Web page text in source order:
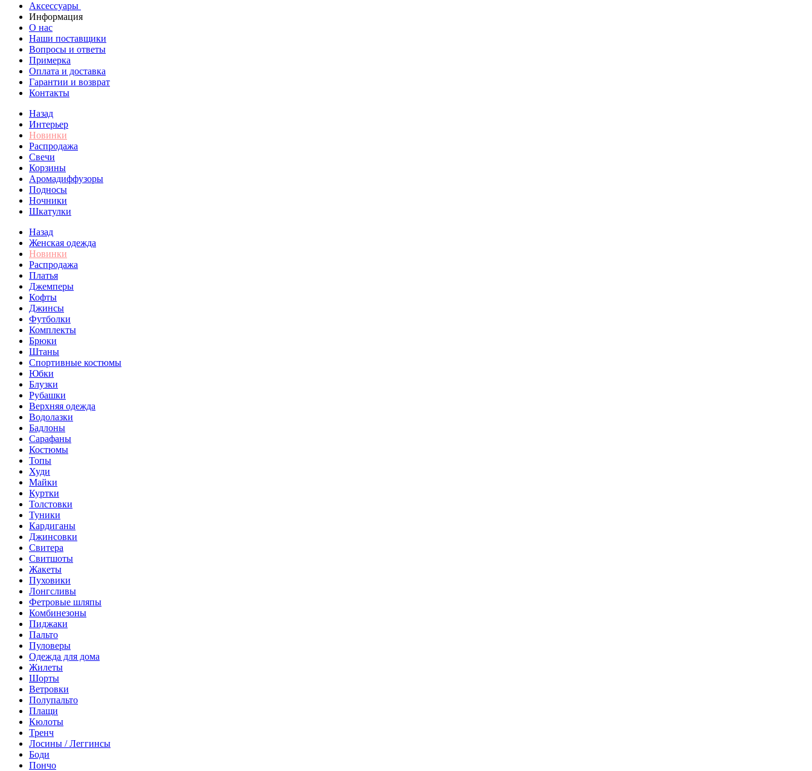
Аксессуары
Информация
О нас
Наши поставщики
Вопросы и ответы
Примерка
Оплата и доставка
Гарантии и возврат
Контакты
Назад
Интерьер
Новинки
Распродажа
Свечи
Корзины
Аромадиффузоры
Подносы
Ночники
Шкатулки
Назад
Женская одежда
Новинки
Распродажа
Платья
Джемперы
Кофты
Джинсы
Футболки
Комплекты
Брюки
Штаны
Спортивные костюмы
Юбки
Блузки
Рубашки
Верхняя одежда
Водолазки
Бадлоны
Сарафаны
Костюмы
Топы
Худи
Майки
Куртки
Толстовки
Туники
Кардиганы
Джинсовки
Свитера
Свитшоты
Жакеты
Пуховики
Лонгсливы
Фетровые шляпы
Комбинезоны
Пиджаки
Пальто
Пуловеры
Одежда для дома
Жилеты
Шорты
Ветровки
Полупальто
Плащи
Кюлоты
Тренч
Лосины / Леггинсы
Боди
Пончо